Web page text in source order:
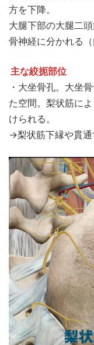
方を下降。
大腿下部の大腿二
骨神経に分かれる
主な絞扼部位
・大坐骨孔。大坐
た空間。梨状筋に
けられる。
→梨状筋下縁や貫通